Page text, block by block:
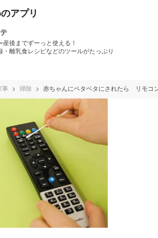
アプリ
産後までずーっと使える！
・離乳食レシピなどのツールがたっぷり
事 掃除 赤ちゃんにベタベタにされたら リモコ